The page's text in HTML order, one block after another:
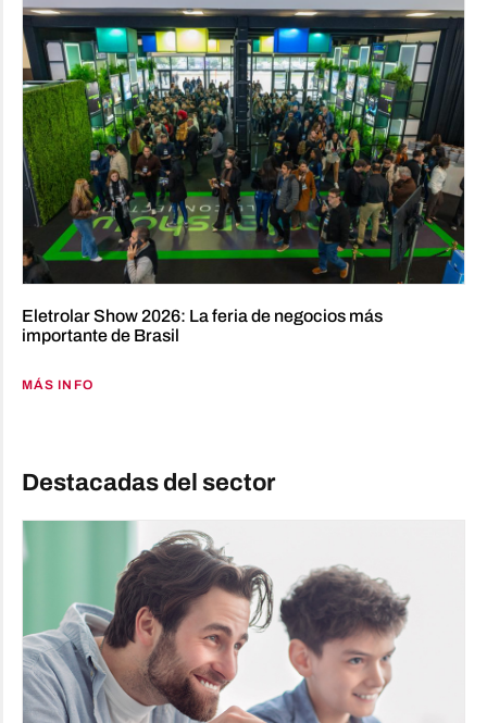
Eletrolar Show 2026: La feria de negocios más
importante de Brasil
MÁS INFO
Destacadas del sector